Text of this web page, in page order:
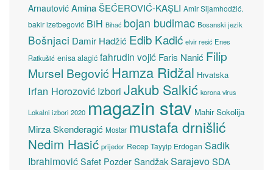
Arnautović Amina ŠEĆEROVIĆ-KAŞLI Amir Sijamhodžić.
bakir izetbegović BiH Bihać bojan budimac Bosanski jezik
Bošnjaci Damir Hadžić Edib Kadić elvir resić Enes
Ratkušić enisa alagić fahrudin vojić Faris Nanić Filip
Mursel Begović Hamza Ridžal Hrvatska
Irfan Horozović Izbori Jakub Salkić korona virus
Lokalni izbori 2020 magazin stav Mahir Sokolija
Mirza Skenderagić Mostar mustafa drnišlić
Nedim Hasić prijedor Recep Tayyip Erdogan Sadik
Ibrahimović Safet Pozder SandžakSarajevoSDA